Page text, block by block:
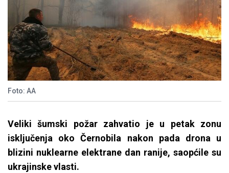
Foto: AA
Veliki šumski požar zahvatio je u petak zonu
isključenja oko Černobila nakon pada drona u
blizini nuklearne elektrane dan ranije, saopćile su
ukrajinske vlasti.